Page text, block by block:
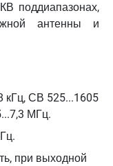
поддиапазонах,
антенны и
кГц, СВ 525...1605
МГц.
при выходной